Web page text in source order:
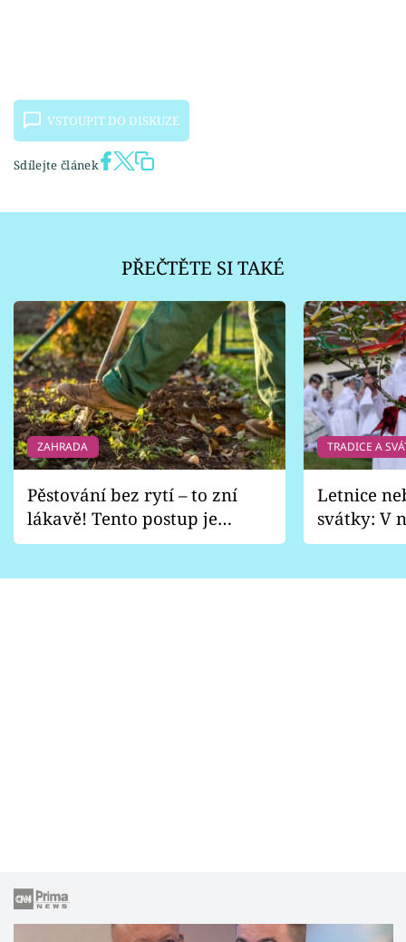
VSTOUPIT DO DISKUZE
Sdílejte článek
PŘEČTĚTE SI TAKÉ
ZAHRADA
Pěstování bez rytí – to zní
lákavě! Tento postup je
vhodný jen pro některé
TRADICE A
Letnice
svátky: V
pondělí